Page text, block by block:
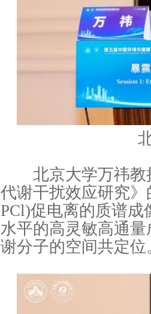
北京大学万祎教
代谢干扰效应研究
PCl)促电离的质谱
水平的高灵敏高通
谢分子的空间共定位